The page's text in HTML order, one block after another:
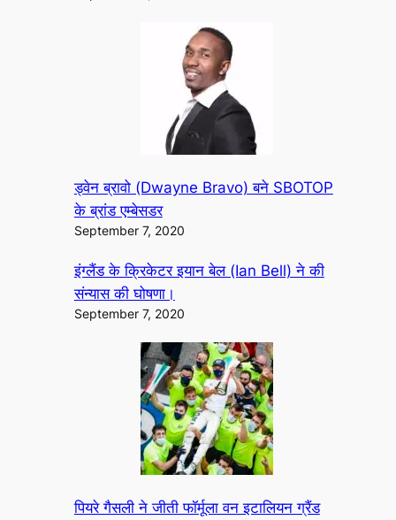
ड्वेन ब्रावो (Dwayne Bravo) बने SBOTOP
के ब्रांड एम्बेसडर
September 7, 2020
इंग्लैंड के क्रिकेटर इयान बेल (Ian Bell) ने की
संन्यास की घोषणा।
September 7, 2020
पियरे गैसली ने जीती फॉर्मूला वन इटालियन ग्रैंड